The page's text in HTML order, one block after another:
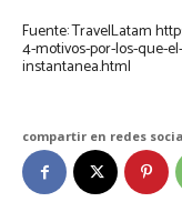
Fuente: TravelLatam
4-motivos-por-los-que-
instantanea.html
compartir en redes